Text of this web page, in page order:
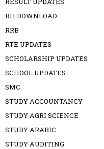
RH DOWNLOAD
RRB
RTE UPDATES
SCHOLARSHIP UPDATES
SCHOOL UPDATES
SMC
STUDY ACCOUNTANCY
STUDY AGRI SCIENCE
STUDY ARABIC
STUDY AUDITING